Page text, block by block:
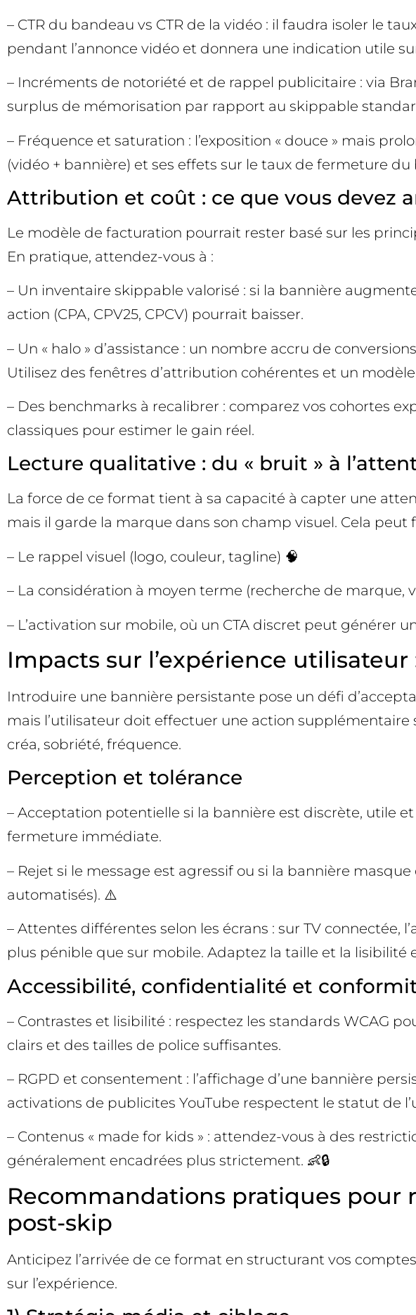
– CTR du bandeau vs CTR de la vidéo : il faudra isoler le
pendant l’annonce vidéo et donnera une indication utile
– Incréments de notoriété et de rappel publicitaire : via
surplus de mémorisation par rapport au skippable
– Fréquence et saturation : l’exposition « douce » mais
(vidéo + bannière) et ses effets sur le taux de fermeture du
Attribution et coût : ce que vous devez
Le modèle de facturation pourrait rester basé sur les
En pratique, attendez-vous à :
– Un inventaire skippable valorisé : si la bannière
action (CPA, CPV25, CPCV) pourrait baisser.
– Un « halo » d’assistance : un nombre accru de
Utilisez des fenêtres d’attribution cohérentes et un
– Des benchmarks à recalibrer : comparez vos cohortes
classiques pour estimer le gain réel.
Lecture qualitative : du « bruit » à
La force de ce format tient à sa capacité à capter une
mais il garde la marque dans son champ visuel. Cela peut
– Le rappel visuel (logo, couleur, tagline) 🧠
– La considération à moyen terme (recherche de marque,
– L’activation sur mobile, où un CTA discret peut générer
Impacts sur l’expérience
Introduire une bannière persistante pose un défi
mais l’utilisateur doit effectuer une action supplémentaire
créa, sobriété, fréquence.
Perception et tolérance
– Acceptation potentielle si la bannière est discrète, utile
fermeture immédiate.
– Rejet si le message est agressif ou si la bannière
automatisés). ⚠️
– Attentes différentes selon les écrans : sur TV
plus pénible que sur mobile. Adaptez la taille et la lisibilité
Accessibilité, confidentialité et
– Contrastes et lisibilité : respectez les standards WCAG
clairs et des tailles de police suffisantes.
– RGPD et consentement : l’affichage d’une bannière
activations de publicites YouTube respectent le statut de
– Contenus « made for kids » : attendez-vous à des
généralement encadrées plus strictement. 👶🔒
Recommandations pratiques pour
post-skip
Anticipez l’arrivée de ce format en structurant vos
sur l’expérience.